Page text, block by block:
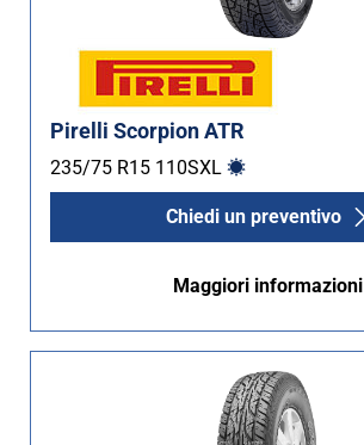
Pirelli Scorpion ATR
235/75 R15 110SXL
Chiedi un preventivo
Maggiori informazioni